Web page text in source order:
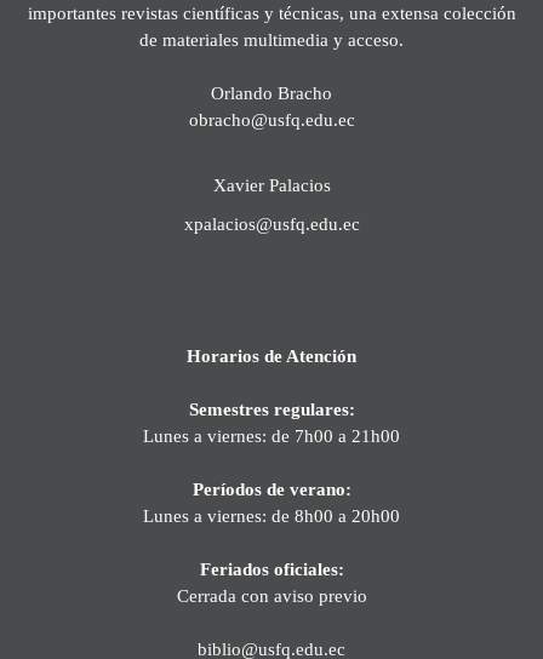
importantes revistas científicas y técnicas, una extensa colección
de materiales multimedia y acceso.
Orlando Bracho
obracho@usfq.edu.ec
Xavier Palacios
xpalacios@usfq.edu.ec
Horarios de Atención
Semestres regulares:
Lunes a viernes: de 7h00 a 21h00
Períodos de verano:
Lunes a viernes: de 8h00 a 20h00
Feriados oficiales:
Cerrada con aviso previo
biblio@usfq.edu.ec